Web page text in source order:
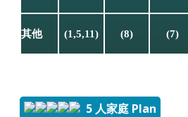
其他 (1,5,11) (8) (7)
5 人家庭 Plan